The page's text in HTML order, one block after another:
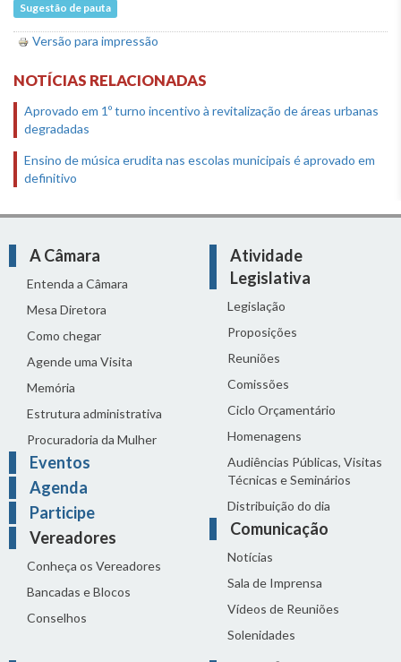
Sugestão de pauta
Versão para impressão
NOTÍCIAS RELACIONADAS
Aprovado em 1º turno incentivo à revitalização de áreas urbanas
degradadas
Ensino de música erudita nas escolas municipais é aprovado em
definitivo
A Câmara
Entenda a Câmara
Mesa Diretora
Como chegar
Agende uma Visita
Memória
Estrutura administrativa
Procuradoria da Mulher
Eventos
Agenda
Participe
Vereadores
Conheça os Vereadores
Bancadas e Blocos
Conselhos
Atividade
Legislativa
Legislação
Proposições
Reuniões
Comissões
Ciclo Orçamentário
Homenagens
Audiências Públicas, Visitas
Técnicas e Seminários
Distribuição do dia
Comunicação
Notícias
Sala de Imprensa
Vídeos de Reuniões
Solenidades